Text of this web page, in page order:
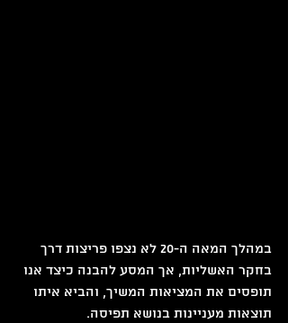
במהלך המאה ה-20 לא נצפו פריצות דרך
בחקר האשליות, אך המסע להבנה כיצד אנו
תופסים את המציאות המשיך, והביא איתו
תוצאות מעניינות בנושא תפיסה.